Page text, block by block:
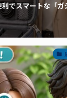
でスマートな「ガ